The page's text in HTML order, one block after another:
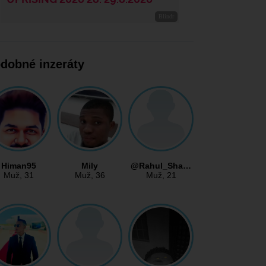
inzeráty
Himan95
Muž, 31
Mily
Muž, 36
@Rahul_Sha…
Muž, 21